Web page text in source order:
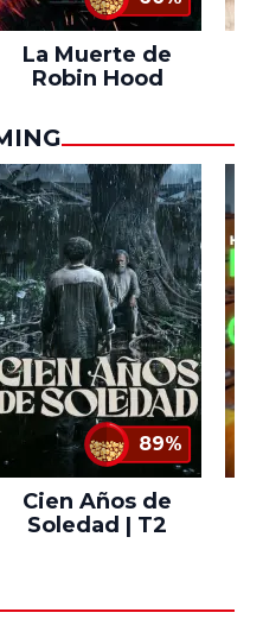
La Muerte de
Robin Hood
89%
Cien Años de
Soledad | T2